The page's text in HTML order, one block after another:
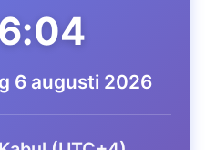
6 augusti 2026